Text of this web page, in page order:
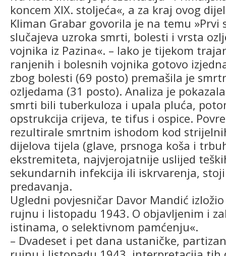
koncem XIX. stoljeća«, a za kraj ovog
Kliman Grabar govorila je na temu »Prvi
slučajeva uzroka smrti, bolesti i vrsta
vojnika iz Pazina«. – Iako je tijekom
ranjenih i bolesnih vojnika gotovo
zbog bolesti (69 posto) premašila je
ozljedama (31 posto). Analiza je
smrti bili tuberkuloza i upala pluća,
opstrukcija crijeva, te tifus i ospice.
rezultirale smrtnim ishodom kod
dijelova tijela (glave, prsnoga koša i
ekstremiteta, najvjerojatnije uslijed
sekundarnih infekcija ili iskrvarenja,
predavanja.
Ugledni povjesničar Davor Mandić
rujnu i listopadu 1943. O objavljenim i
istinama, o selektivnom pamćenju«.
– Dvadeset i pet dana ustaničke,